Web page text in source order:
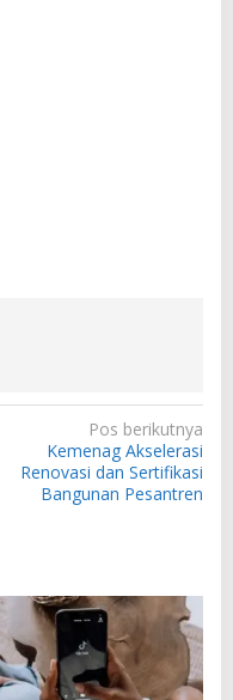
Pos berikutnya
Kemenag Akselerasi
Renovasi dan Sertifikasi
Bangunan Pesantren